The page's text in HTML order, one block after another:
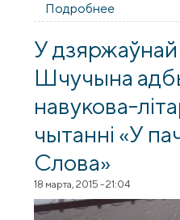
Подробнее
епархии
У дзяржаўнай
Шчучына
навукова-
чытанні «У
Слова»
18 марта, 2015 - 21:04